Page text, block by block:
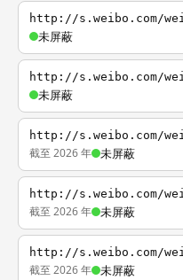
http://s.weibo.com/
未屏蔽
http://s.weibo.com/
未屏蔽
http://s.weibo.com/
截至 2026 年 未屏蔽
http://s.weibo.com/
截至 2026 年 未屏蔽
http://s.weibo.com/
截至 2026 年 未屏蔽